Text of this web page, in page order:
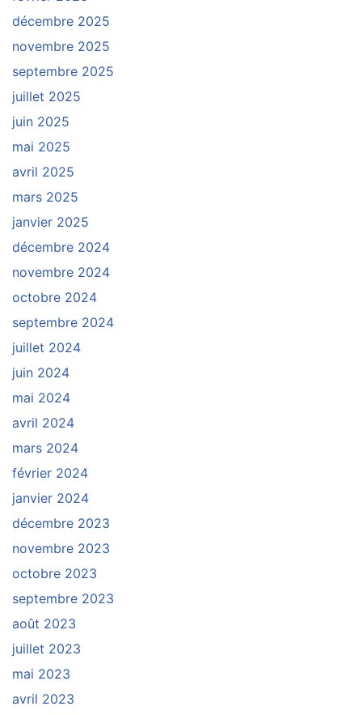
décembre 2025
novembre 2025
septembre 2025
juillet 2025
juin 2025
mai 2025
avril 2025
mars 2025
janvier 2025
décembre 2024
novembre 2024
octobre 2024
septembre 2024
juillet 2024
juin 2024
mai 2024
avril 2024
mars 2024
février 2024
janvier 2024
décembre 2023
novembre 2023
octobre 2023
septembre 2023
août 2023
juillet 2023
mai 2023
avril 2023